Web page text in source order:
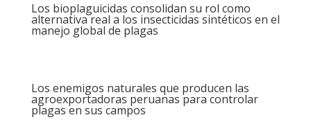
Los bioplaguicidas consolidan su rol como
alternativa real a los insecticidas sintéticos en el
manejo global de plagas
Los enemigos naturales que producen las
agroexportadoras peruanas para controlar
plagas en sus campos